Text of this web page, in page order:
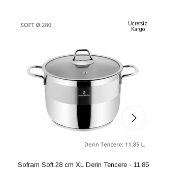
Ücretsiz
Kargo
Sofram Soft 28 cm XL Derin Tencere - 11,85